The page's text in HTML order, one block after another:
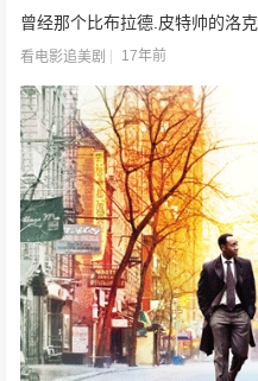
曾经那个比布拉德.皮特帅的洛克
看电影追美剧 17年前